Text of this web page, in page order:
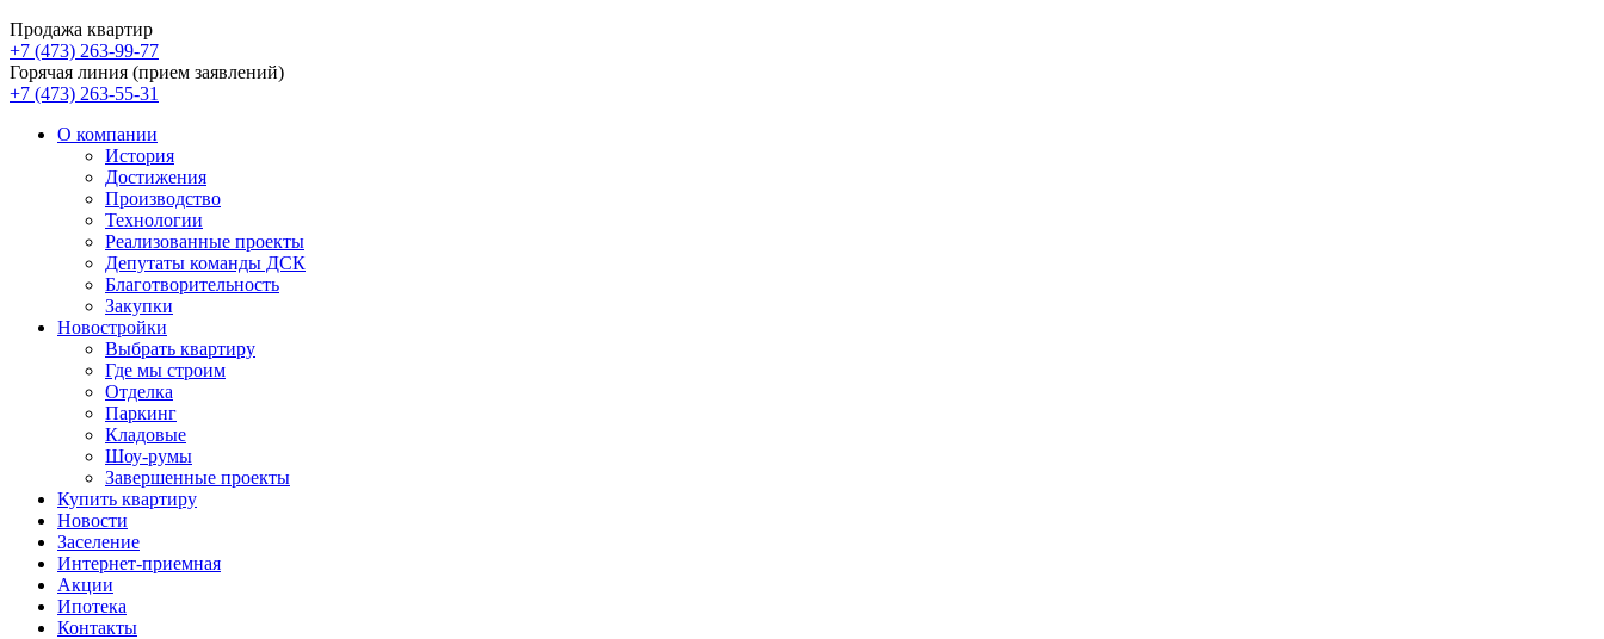
Продажа квартир
+7 (473) 263-99-77
Горячая линия (прием заявлений)
+7 (473) 263-55-31
О компании
История
Достижения
Производство
Технологии
Реализованные проекты
Депутаты команды ДСК
Благотворительность
Закупки
Новостройки
Выбрать квартиру
Где мы строим
Отделка
Паркинг
Кладовые
Шоу-румы
Завершенные проекты
Купить квартиру
Новости
Заселение
Интернет-приемная
Акции
Ипотека
Контакты